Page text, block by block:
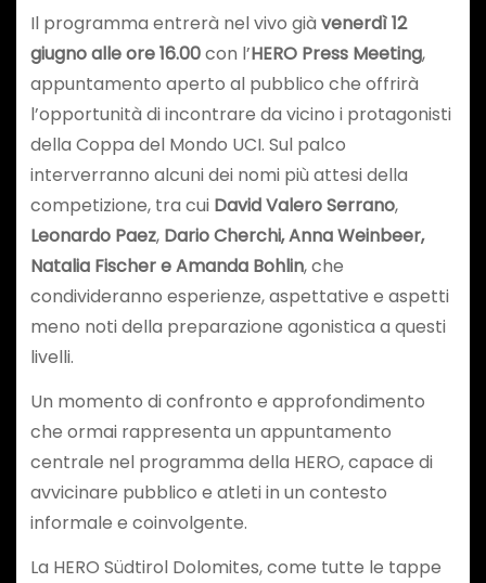
Il programma entrerà nel vivo già venerdì 12
giugno alle ore 16.00con l’HERO Press Meeting,
appuntamento aperto al pubblico che offrirà
l’opportunità di incontrare da vicino i protagonisti
della Coppa del Mondo UCI. Sul palco
interverranno alcuni dei nomi più attesi della
competizione, tra cui David Valero Serrano,
Leonardo Paez, Dario Cherchi,Anna Weinbeer,
Natalia Fischer e Amanda Bohlin, che
condivideranno esperienze, aspettative e aspetti
meno noti della preparazione agonistica a questi
livelli.
Un momento di confronto e approfondimento
che ormai rappresenta un appuntamento
centrale nel programma della HERO, capace di
avvicinare pubblico e atleti in un contesto
informale e coinvolgente.
La HERO Südtirol Dolomites, come tutte le tappe